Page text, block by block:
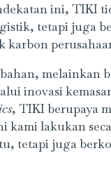
ini, TIKI
tetapi juga
karbon
melainkan
inovasi
, TIKI berupaya
lakukan
tetapi juga